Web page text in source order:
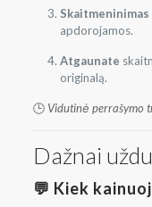
Skaitmeninimas
apdorojamos.
Atgaunate
originalą.
🕒 Vidutinė perrašymo
Dažnai
💬 Kiek